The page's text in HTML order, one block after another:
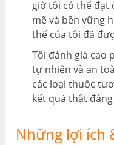
giờ tôi có thể đạt
mẽ và bền vững
thể của tôi đã
Tôi đánh giá cao
tự nhiên và an
các loại thuốc
kết quả thật
Những lợi ích